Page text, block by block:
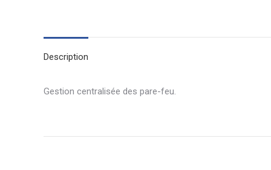
Description
Gestion centralisée des pare-feu.